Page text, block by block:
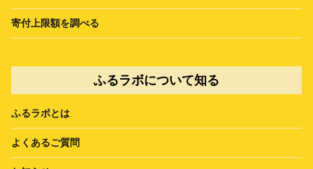
寄付上限額を調べる
ふるラボについて知る
ふるラボとは
よくあるご質問